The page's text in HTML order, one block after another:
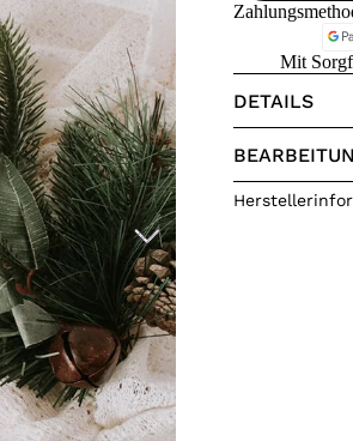
Mit
DETAILS